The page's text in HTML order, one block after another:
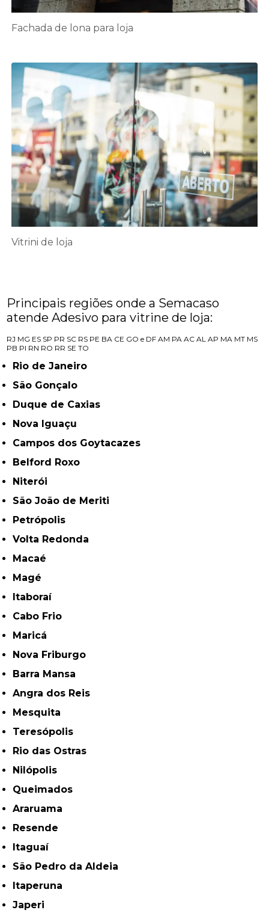
Fachada de lona para loja
Vitrini de loja
Principais regiões onde a Semacaso
atende Adesivo para vitrine de loja:
RJ MG ES SP PR SC RS PE BA CE GO e DF AM PA AC AL AP MA MT MS
PB PI RN RO RR SE TO
Rio de Janeiro
São Gonçalo
Duque de Caxias
Nova Iguaçu
Campos dos Goytacazes
Belford Roxo
Niterói
São João de Meriti
Petrópolis
Volta Redonda
Macaé
Magé
Itaboraí
Cabo Frio
Maricá
Nova Friburgo
Barra Mansa
Angra dos Reis
Mesquita
Teresópolis
Rio das Ostras
Nilópolis
Queimados
Araruama
Resende
Itaguaí
São Pedro da Aldeia
Itaperuna
Japeri